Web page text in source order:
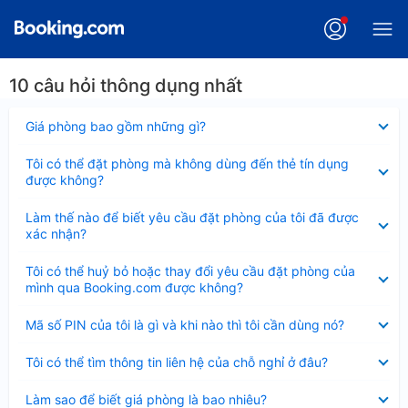
10 câu hỏi thông dụng nhất
Giá phòng bao gồm những gì?
thu
Tôi có thể đặt phòng mà không dùng đến thẻ tín dụng
được không?
thu
gọn
Làm thế nào để biết yêu cầu đặt phòng của tôi đã được
xác nhận?
thu
gọn
Tôi có thể huỷ bỏ hoặc thay đổi yêu cầu đặt phòng của
mình qua Booking.com được không?
thu
gọn
Mã số PIN của tôi là gì và khi nào thì tôi cần dùng nó?
thu
Tôi có thể tìm thông tin liên hệ của chỗ nghỉ ở đâu?
thu
Làm sao để biết giá phòng là bao nhiêu?
thu